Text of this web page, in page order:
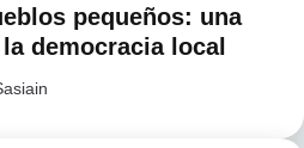
pequeños: una
democracia local